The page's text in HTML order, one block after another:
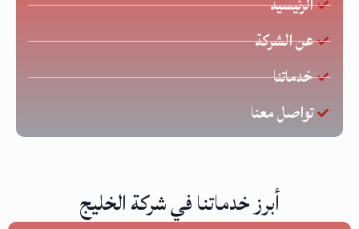
عن الشركة
خدماتنا
تواصل معنا
أبرز خدماتنا في شركة الخليج